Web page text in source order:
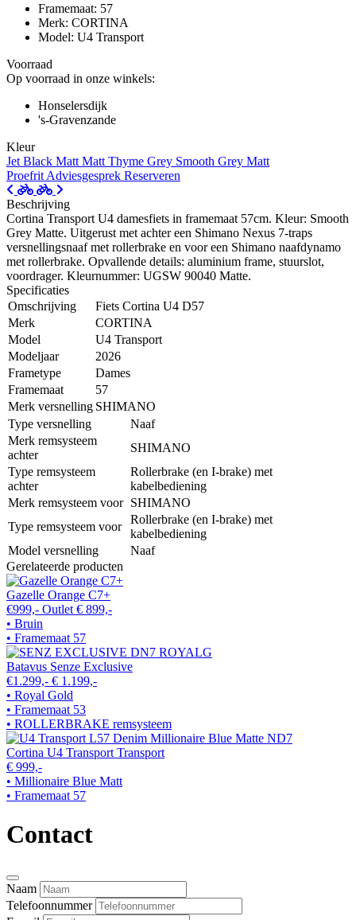
Framemaat: 57
Merk: CORTINA
Model: U4 Transport
Voorraad
Op voorraad in onze winkels:
Honselersdijk
's-Gravenzande
Kleur
Jet Black Matt Matt Thyme Grey Smooth Grey Matt
Proefrit Adviesgesprek Reserveren
Beschrijving
Cortina Transport U4 damesfiets in framemaat 57cm. Kleur: Smooth
Grey Matte. Uitgerust met achter een Shimano Nexus 7-traps
versnellingsnaaf met rollerbrake en voor een Shimano naafdynamo
met rollerbrake. Opvallende details: aluminium frame, stuurslot,
voordrager. Kleurnummer: UGSW 90040 Matte.
Specificaties
Omschrijving
Fiets Cortina U4 D57
Merk
CORTINA
Model
U4 Transport
Modeljaar
2026
Frametype
Dames
Framemaat
57
Merk versnelling SHIMANO
Type versnelling
Naaf
Merk remsysteem
achter
SHIMANO
Type remsysteem
achter
Rollerbrake (en I-brake) met
kabelbediening
Merk remsysteem voor SHIMANO
Type remsysteem voor
Rollerbrake (en I-brake) met
kabelbediening
Model versnelling
Naaf
Gerelateerde producten
Gazelle Orange C7+
€999,- Outlet € 899,-
• Bruin
• Framemaat 57
Batavus Senze Exclusive
€1.299,- € 1.199,-
• Royal Gold
• Framemaat 53
• ROLLERBRAKE remsysteem
Cortina U4 Transport Transport
€ 999,-
• Millionaire Blue Matt
• Framemaat 57
Contact
Naam
Telefoonnummer